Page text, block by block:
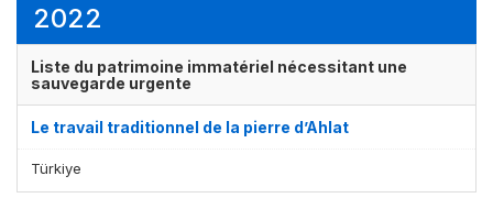
2022
Liste du patrimoine immatériel nécessitant une
sauvegarde urgente
Le travail traditionnel de la pierre d’Ahlat
Türkiye